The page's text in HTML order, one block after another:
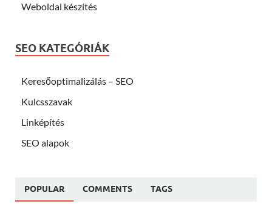
Weboldal készítés
SEO KATEGÓRIÁK
Keresőoptimalizálás – SEO
Kulcsszavak
Linképítés
SEO alapok
POPULAR COMMENTS TAGS